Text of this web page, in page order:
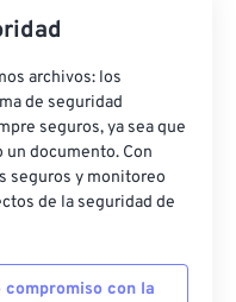
archivos: los
de seguridad
seguros, ya sea que
un documento. Con
seguros y monitoreo
de la seguridad de
compromiso con la